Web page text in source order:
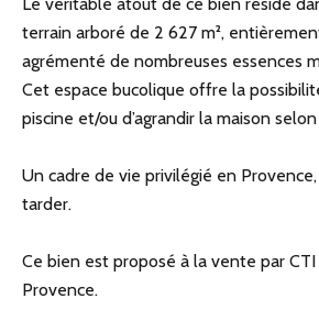
Le véritable atout de ce bien réside
terrain arboré de 2 627 m²,
agrémenté de nombreuses essences
Cet espace bucolique offre la
piscine et/ou d’agrandir la maison
Un cadre de vie privilégié en
tarder.
Ce bien est proposé à la vente par
Provence.